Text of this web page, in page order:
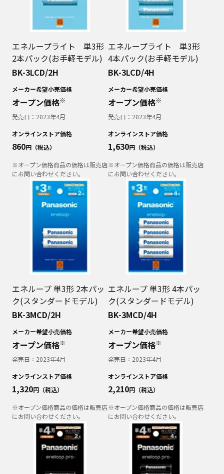
エネループライト 単3形
2本パック(お手軽モデル)
BK-3LCD/2H
メーカー希望小売価格
オープン価格※
発売日： 2023年4月
オンラインストア価格
860円（税込）
※オープン価格商品の価格は販売店
にお問い合わせください。
エネループライト 単3形
4本パック(お手軽モデル)
BK-3LCD/4H
メーカー希望小売価格
オープン価格※
発売日： 2023年4月
オンラインストア価格
1,630円（税込）
※オープン価格商品の価格は販売店
にお問い合わせください。
エネループ 単3形 2本パッ
ク(スタンダードモデル)
BK-3MCD/2H
メーカー希望小売価格
オープン価格※
発売日： 2023年4月
オンラインストア価格
1,320円（税込）
※オープン価格商品の価格は販売店
にお問い合わせください。
エネループ 単3形 4本パッ
ク(スタンダードモデル)
BK-3MCD/4H
メーカー希望小売価格
オープン価格※
発売日： 2023年4月
オンラインストア価格
2,210円（税込）
※オープン価格商品の価格は販売店
にお問い合わせください。